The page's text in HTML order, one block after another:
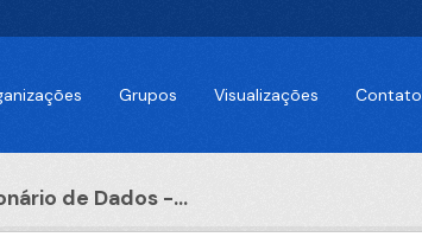
Grupos Visualizações Contato
de Dados -...